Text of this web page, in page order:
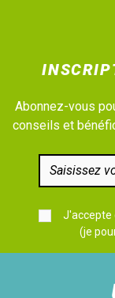
Abonnez-vous
conseils et
J'accepte
(je